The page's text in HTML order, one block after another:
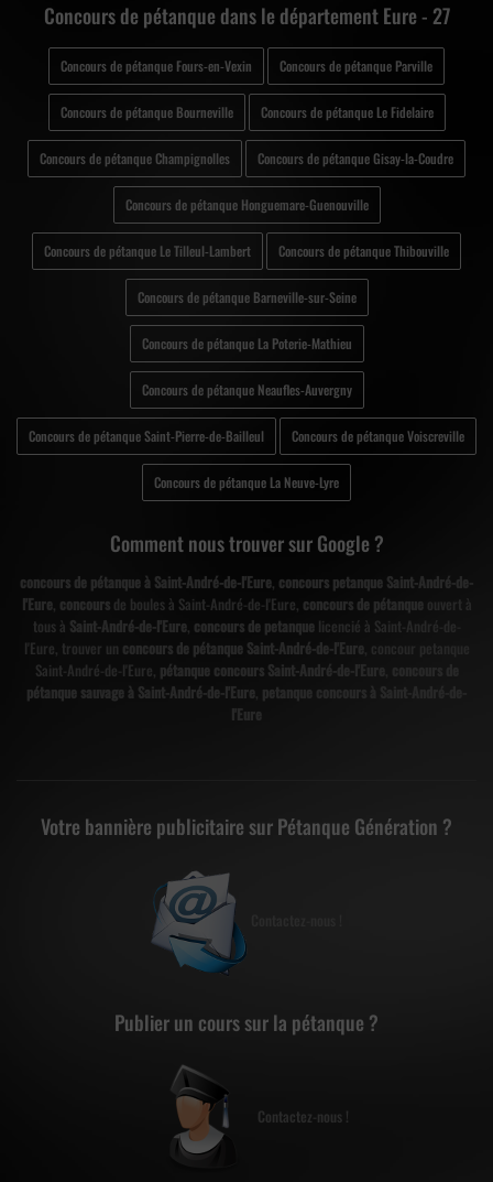
Concours de pétanque dans le département Eure - 27
Concours de pétanque Fours-en-Vexin Concours de pétanque Parville
Concours de pétanque Bourneville Concours de pétanque Le Fidelaire
Concours de pétanque Champignolles Concours de pétanque Gisay-la-Coudre
Concours de pétanque Honguemare-Guenouville
Concours de pétanque Le Tilleul-Lambert Concours de pétanque Thibouville
Concours de pétanque Barneville-sur-Seine
Concours de pétanque La Poterie-Mathieu
Concours de pétanque Neaufles-Auvergny
Concours de pétanque Saint-Pierre-de-Bailleul Concours de pétanque Voiscreville
Concours de pétanque La Neuve-Lyre
Comment nous trouver sur Google ?
concours de pétanque à Saint-André-de-l'Eure, concours petanque Saint-André-de-
l'Eure, concoursde boules à Saint-André-de-l'Eure, concours de pétanque ouvert à
tous à Saint-André-de-l'Eure, concours de petanque licencié à Saint-André-de-
l'Eure, trouver un concours de pétanque Saint-André-de-l'Eure, concour petanque
Saint-André-de-l'Eure, pétanque concours Saint-André-de-l'Eure
pétanque sauvage à Saint-André-de-l'Eure, petanque concours à Saint-André-de-
l'Eure
Votre bannière publicitaire sur Pétanque Génération ?
Publier un cours sur la pétanque ?
Contactez-nous !